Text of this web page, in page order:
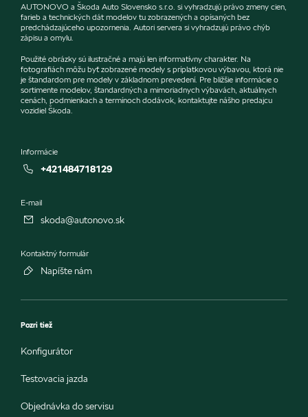
AUTONOVO a Škoda Auto Slovensko s.r.o. si vyhradzujú právo zmeny cien,
farieb a technických dát modelov tu zobrazených a opísaných bez
predchádzajúceho upozornenia. Autori servera si vyhradzujú právo chýb
zápisu a omylu.
Použité obrázky sú ilustračné a majú len informatívny charakter. Na
fotografiách môžu byť zobrazené modely s príplatkovou výbavou, ktorá nie
je štandardom pre modely v základnom prevedení. Pre bližšie informácie o
sortimente modelov, štandardných a mimoriadnych výbavách, aktuálnych
cenách, podmienkach a termínoch dodávok, kontaktujte nášho predajcu
vozidiel Škoda.
Informácie
+421484718129
E-mail
skoda@autonovo.sk
Kontaktný formulár
Napíšte nám
Pozri tiež
Konfigurátor
Testovacia jazda
Objednávka do servisu